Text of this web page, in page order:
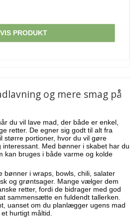
VIS PRODUKT
og mere smag på
du vil lave mad, der både er enkel,
retter. De egner sig godt til alt fra
større portioner, hvor du vil gøre
Med bønner i skabet har du
kan bruges i både varme og kolde
bønner i wraps, bowls, chili, salater
og grøntsager. Mange vælger dem
retter, fordi de bidrager med god
sammensætte en fuldendt tallerken.
uanset om du planlægger ugens mad
hurtigt måltid.